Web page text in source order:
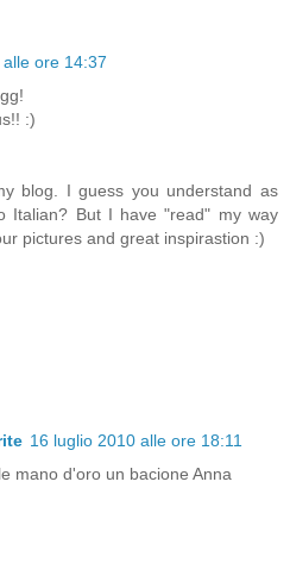
ore 14:37
:)
blog. I guess you understand as
Italian? But I have "read" my way
pictures and great inspirastion :)
16 luglio 2010 alle ore 18:11
mano d'oro un bacione Anna